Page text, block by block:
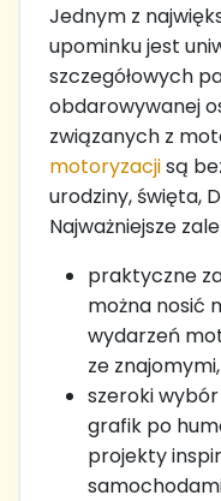
Jednym z
upominku jest
szczegółowych
obdarowywanej
związanych z
motoryzacjisą
urodziny, święta,
Najważniejsze
praktyczne
można nosić
wydarzeń
ze znajomymi,
szeroki
grafik po
projekty